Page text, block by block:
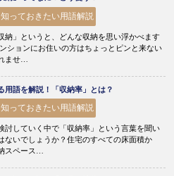
知っておきたい用語解説
納」というと、どんな収納を思い浮かべます
ションにお住いの方はちょっとピンと来ない
ませ…
用語を解説！「収納率」とは？
知っておきたい用語解説
討していく中で「収納率」という言葉を聞い
ないでしょうか？住宅のすべての床面積か
スペース…